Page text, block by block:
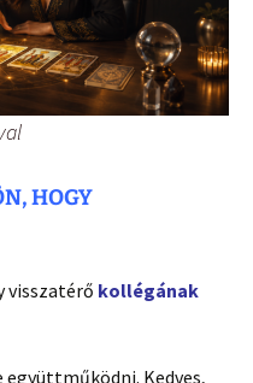
HOGY
visszatérő kollégának
Kedves,